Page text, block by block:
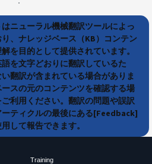
ニューラル機械翻訳ツールによっ
、ナレッジベース（KB）コンテン
を目的として提供されています。
を文字どおりに翻訳しているた
翻訳が含まれている場合がありま
スの元のコンテンツを確認する場
利用ください。翻訳の問題や誤訳
ーティクルの最後にある[Feedback]
して報告できます。
Training